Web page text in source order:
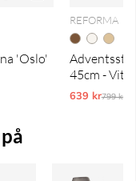
'Oslo'
pris:
REFORMA
45cm - Vit
639 kr799 kr